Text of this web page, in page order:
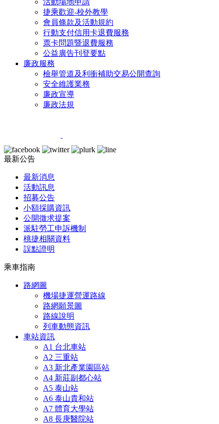
捷乘歡迎-校外教學
會員條款及活動規約
行動支付信用卡退費服務
票卡問題暨退費服務
公益廣告刊登要點
廉政服務
檢舉管道及利衝補助交易公開查詢
安全維護業務
廉政宣導
廉政法規
最新公告
最新消息
活動訊息
招募公告
小額採購資訊
公開徵求提案
派駐勞工申訴機制
桃捷相關資料
誤點證明
乘車指南
路網圖
機場捷運營運路線
路網願景圖
路線說明
列車動態資訊
車站資訊
A1 台北車站
A2 三重站
A3 新北產業園區站
A4 新莊副都心站
A5 泰山站
A6 泰山貴和站
A7 體育大學站
A8 長庚醫院站